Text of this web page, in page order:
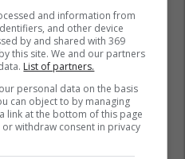
and information from
and other device
by and shared with 369
this site. We and our partners
List of partners.
personal data on the basis
can object to by managing
link at the bottom of this page
withdraw consent in privacy